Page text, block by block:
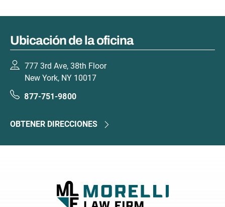
Ubicación de la oficina
777 3rd Ave, 38th Floor
New York, NY 10017
877-751-9800
OBTENER DIRECCIONES